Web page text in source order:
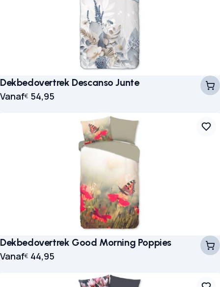
Dekbedovertrek Descanso Junte
Vanaf€ 54,95
Dekbedovertrek Good Morning Poppies
Vanaf€ 44,95